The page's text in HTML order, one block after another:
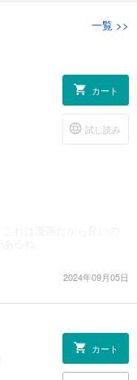
一覧 >>
カート
試し読み
2024年09月05日
カート